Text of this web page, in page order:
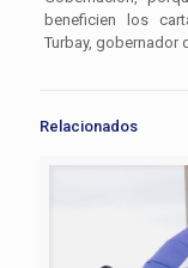
beneficien los
Turbay, gobernador
Relacionados